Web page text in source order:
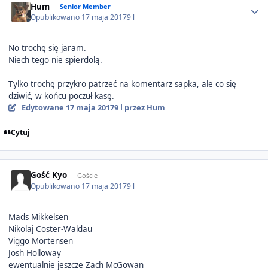
Hum Senior Member
Opublikowano 17 maja 20179 l
No trochę się jaram.
Niech tego nie spierdolą.
Tylko trochę przykro patrzeć na komentarz sapka, ale co się
dziwić, w końcu poczuł kasę.
Edytowane 17 maja 20179 l przez Hum
Cytuj
Gość Kyo Goście
Opublikowano 17 maja 20179 l
Mads Mikkelsen
Nikolaj Coster-Waldau
Viggo Mortensen
Josh Holloway
ewentualnie jeszcze Zach McGowan